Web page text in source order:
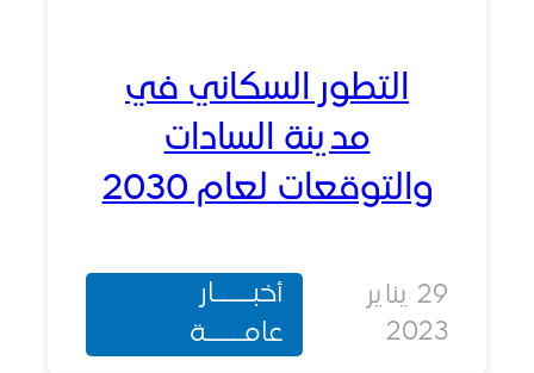
التطور السكاني في
مدينة السادات
والتوقعات لعام 2030
أخبــــار
عامــــة